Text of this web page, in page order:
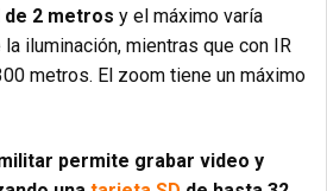
de 2 metros y el máximo varía
iluminación, mientras que con IR
metros. El zoom tiene un máximo
permite grabar video y